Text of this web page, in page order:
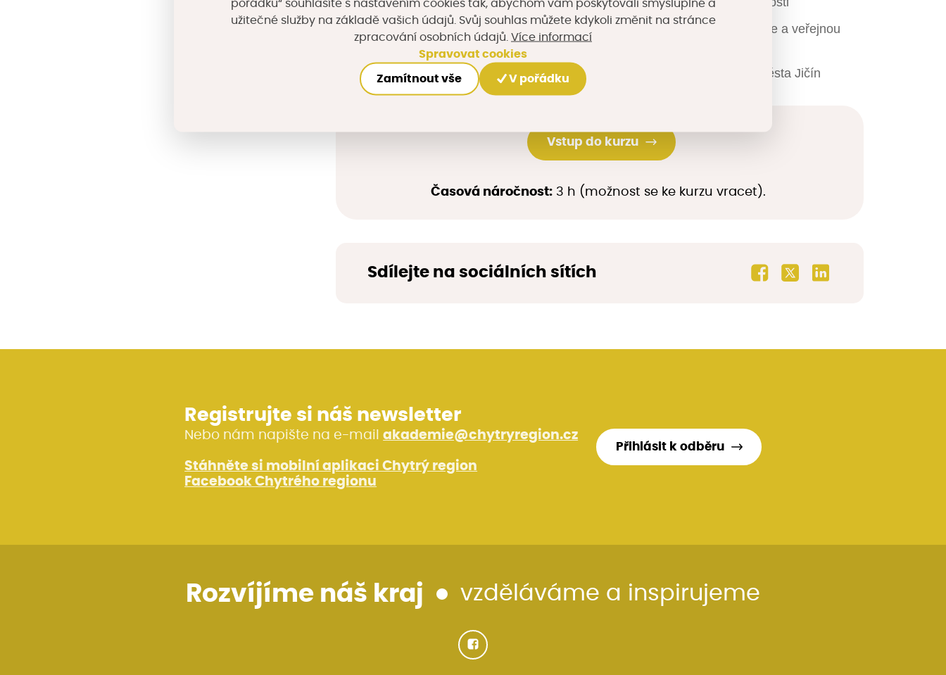
Lekce 3: Úvod do odpovědného veřejného zadávání se zaměřením na obce a veřejnou
správu
Lekce 4: Příklady dobré praxe z regionu – odpovědné veřejné zadávání Města Jičín
Vstup do kurzu
Časová náročnost:3 h (možnost se ke kurzu vracet).
Sdílejte na sociálních sítích
Registrujte si náš newsletter
Nebo nám napište na e-mailakademie@chytryregion.cz
Stáhněte si mobilní aplikaci Chytrý region
Facebook Chytrého regionu
Přihlásit k odběru
Rozvíjíme náš kraj vzděláváme a inspirujeme
pořádku“ souhlasíte s nastavením cookies tak, abychom vám poskytovali smysluplné a
užitečné služby na základě vašich údajů. Svůj souhlas můžete kdykoli změnit na stránce
zpracování osobních údajů. Více informací
Spravovat cookies
Zamítnout vše V pořádku